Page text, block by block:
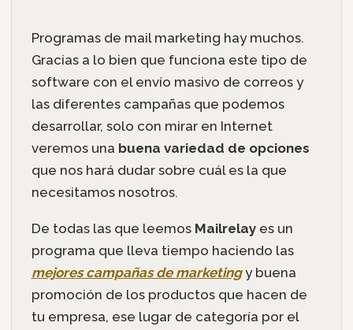
Programas de mail marketing hay muchos.
Gracias a lo bien que funciona este tipo de
software con el envío masivo de correos y
las diferentes campañas que podemos
desarrollar, solo con mirar en Internet
veremos una buena variedad de opciones
que nos hará dudar sobre cuál es la que
necesitamos nosotros.
De todas las que leemosMailrelayes un
programa que lleva tiempo haciendo las
mejores campañas de marketingy buena
promoción de los productos que hacen de
tu empresa, ese lugar de categoría por el